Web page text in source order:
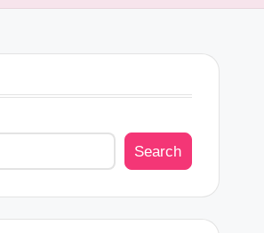
Search